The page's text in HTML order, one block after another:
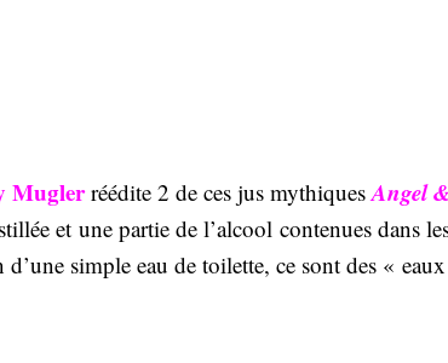
Muglerréédite 2 de ces jus mythiquesAngel
et une partie de l’alcool contenues dans
simple eau de toilette, ce sont des «